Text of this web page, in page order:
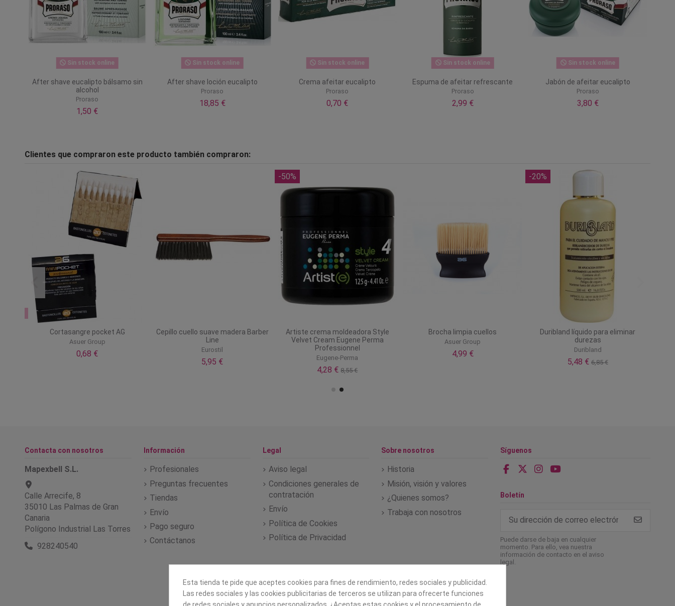
Sin stock online
After shave eucalipto bálsamo sin
alcohol
Proraso
1,50 €
Sin stock online
After shave loción eucalipto
Proraso
18,85 €
Sin stock online
Crema afeitar eucalipto
Proraso
0,70 €
Sin stock online
Espuma de afeitar refrescante
Proraso
2,99 €
Sin stock online
Jabón de afeitar eucalipto
Proraso
3,80 €
Clientes que compraron este producto también compraron:
Cortasangre pocket AG
Asuer Group
0,68 €
Cepillo cuello suave madera Barber
Line
Eurostil
5,95 €
-50%
Artiste crema moldeadora Style
Velvet Cream Eugene Perma
Professionnel
Eugene-Perma
4,28 €8,55 €
Brocha limpia cuellos
Asuer Group
4,99 €
-20%
Duribland líquido para eliminar
durezas
Duribland
5,48 € 6,85 €
Contacta con nosotros
Mapexbell S.L.
Calle Arrecife, 8
35010 Las Palmas de Gran
Canaria
Polígono Industrial Las Torres
928240540
Información
Profesionales
Preguntas frecuentes
Tiendas
Envío
Pago seguro
Contáctanos
Legal
Aviso legal
Condiciones generales de
contratación
Envío
Política de Cookies
Política de Privacidad
Sobre nosotros
Historia
Misión, visión y valores
¿Quienes somos?
Trabaja con nosotros
Síguenos
Boletín
Puede darse de baja en cualquier
momento. Para ello, vea nuestra
información de contacto en el aviso
legal.
Esta tienda te pide que aceptes cookies para fines de rendimiento, redes sociales y publicidad.
Las redes sociales y las cookies publicitarias de terceros se utilizan para ofrecerte funciones